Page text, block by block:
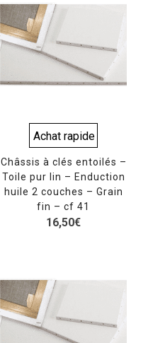
Achat rapide
Châssis à clés entoilés –
Toile pur lin – Enduction
huile 2 couches – Grain
fin – cf 41
16,50€